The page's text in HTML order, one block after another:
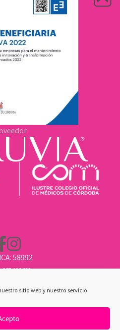
sitio web y nuestro servicio.
58992
957 496 669
|AVISO LEGAL